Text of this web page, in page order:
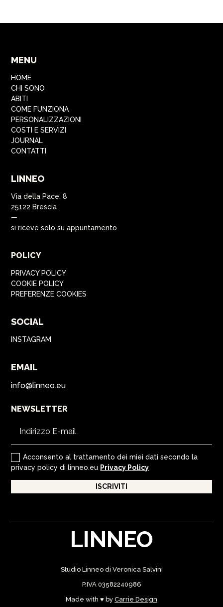
MENU
HOME
CHI SONO
ABITI
COME FUNZIONA
PERSONALIZZAZIONI
COSTI E SERVIZI
JOURNAL
CONTATTI
LINNEO
Via della Pace, 8
25122 Brescia
—
si riceve solo su appuntamento
POLICY
PRIVACY POLICY
COOKIE POLICY
PREFERENZE COOKIES
SOCIAL
INSTAGRAM
EMAIL
info@linneo.eu
NEWSLETTER
Acconsento al trattamento dei miei dati secondo la
privacy policy di linneo.eu Privacy Policy
ISCRIVITI
LINNEO
Studio Linneo di Veronica Salvini
P.IVA 03582240986
Made with ♥ by Carrie Design